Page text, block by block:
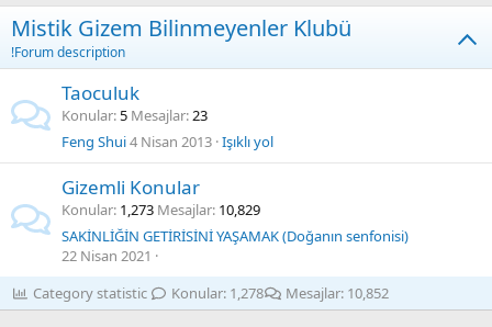
Mistik Gizem Bilinmeyenler Klubü
!Forum description
Taoculuk
Konular 5 Mesajlar 23
Feng Shui4 Nisan 2013 Işıklı yol
Gizemli Konular
Konular 1,273 Mesajlar 10,829
SAKİNLİĞİN GETİRİSİNİ YAŞAMAK (Doğanın senfonisi)
22 Nisan 2021
Category statistic
Konular 1,278 Mesajlar 10,852